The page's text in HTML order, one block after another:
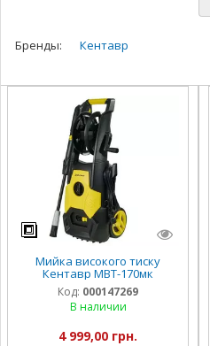
Бренды: Кентавр
Мийка високого тиску
Кентавр МВТ-170мк
Код: 000147269
В наличии
4 999,00 грн.